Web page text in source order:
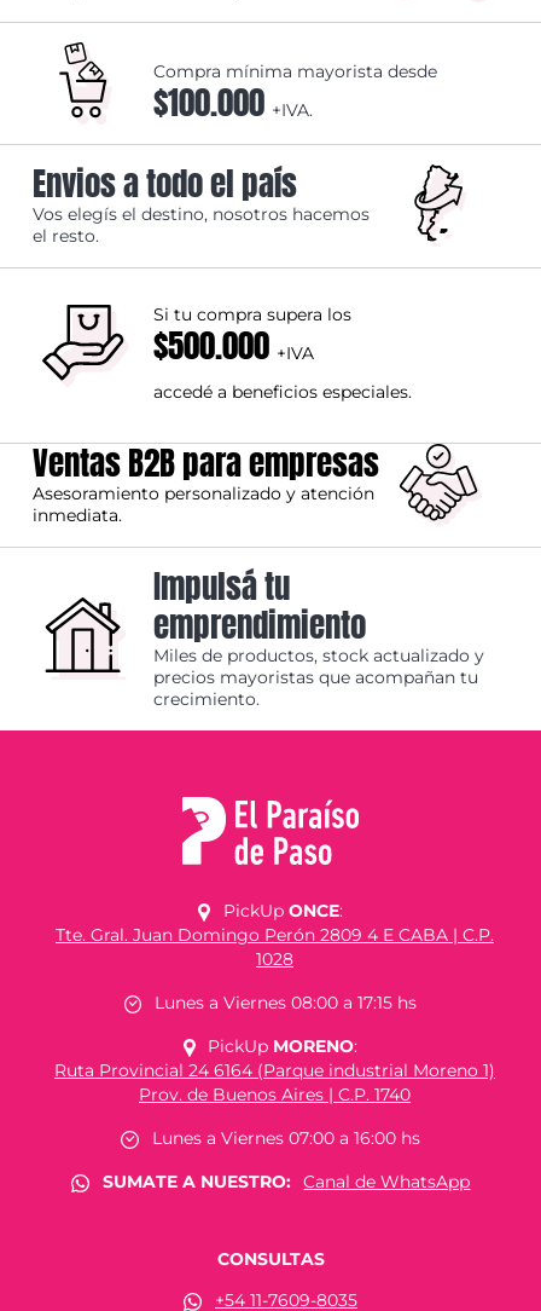
Compra mínima mayorista desde
$100.000 +IVA.
Envios a todo el país
Vos elegís el destino, nosotros hacemos
el resto.
Si tu compra supera los
$500.000 +IVA
accedé a beneficios especiales.
Ventas B2B para empresas
Asesoramiento personalizado y atención
inmediata.
Impulsá tu
emprendimiento
Miles de productos, stock actualizado y
precios mayoristas que acompañan tu
crecimiento.
PickUp ONCE:
Tte. Gral. Juan Domingo Perón 2809 4 E CABA | C.P.
1028
Lunes a Viernes 08:00 a 17:15 hs
PickUp MORENO:
Ruta Provincial 24 6164 (Parque industrial Moreno 1)
Prov. de Buenos Aires | C.P. 1740
Lunes a Viernes 07:00 a 16:00 hs
SUMATE A NUESTRO:
Canal de WhatsApp
CONSULTAS
+54 11-7609-8035